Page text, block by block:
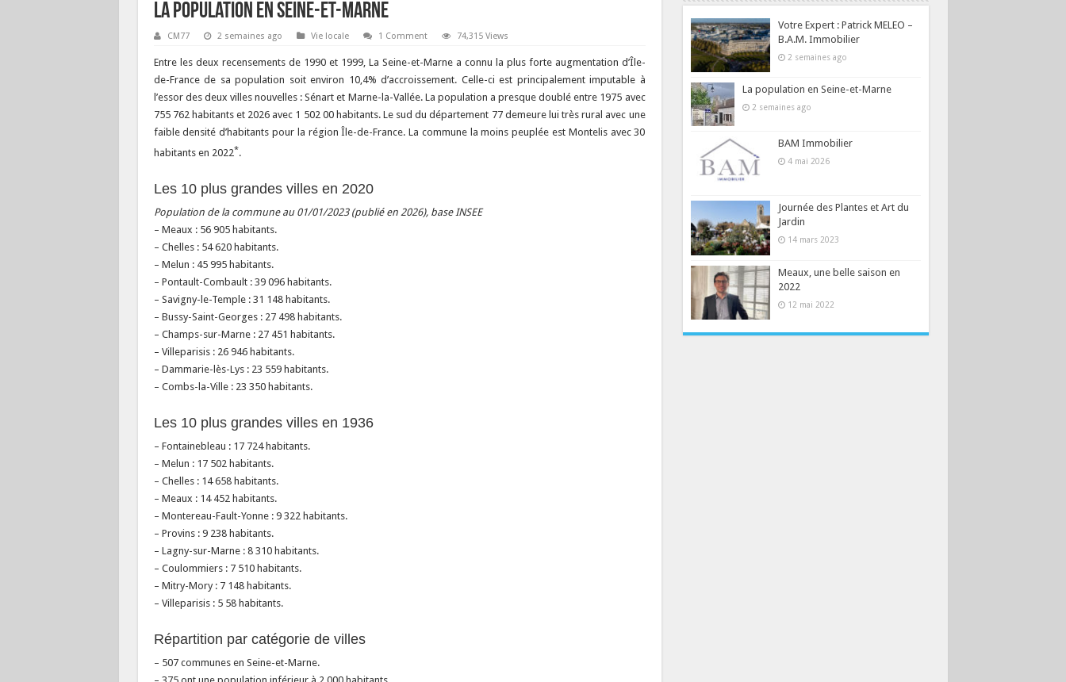
La population en Seine-et-Marne
CM77 2 semaines ago Vie locale 1 Comment 74,315 Views
Entre les deux recensements de 1990 et 1999, La Seine-et-Marne a connu la plus forte augmentation d’Île-
de-France de sa population soit environ 10,4% d’accroissement. Celle-ci est principalement imputable à
l’essor des deux villes nouvelles : Sénart et Marne-la-Vallée. La population a presque doublé entre 1975 avec
755 762 habitants et 2026 avec 1 502 00 habitants. Le sud du département 77 demeure lui très rural avec une
faible densité d’habitants pour la région Île-de-France. La commune la moins peuplée est Montelis avec 30
habitants en 2022*.
Les 10 plus grandes villes en 2020
Population de la commune au 01/01/2023 (publié en 2026), base INSEE
– Meaux : 56 905 habitants.
– Chelles : 54 620 habitants.
– Melun : 45 995 habitants.
– Pontault-Combault : 39 096 habitants.
– Savigny-le-Temple : 31 148 habitants.
– Bussy-Saint-Georges : 27 498 habitants.
– Champs-sur-Marne : 27 451 habitants.
– Villeparisis : 26 946 habitants.
– Dammarie-lès-Lys : 23 559 habitants.
– Combs-la-Ville : 23 350 habitants.
Les 10 plus grandes villes en 1936
– Fontainebleau : 17 724 habitants.
– Melun : 17 502 habitants.
– Chelles : 14 658 habitants.
– Meaux : 14 452 habitants.
– Montereau-Fault-Yonne : 9 322 habitants.
– Provins : 9 238 habitants.
– Lagny-sur-Marne : 8 310 habitants.
– Coulommiers : 7 510 habitants.
– Mitry-Mory : 7 148 habitants.
– Villeparisis : 5 58 habitants.
Répartition par catégorie de villes
– 507 communes en Seine-et-Marne.
Votre Expert : Patrick MELEO –
B.A.M. Immobilier
2 semaines ago
La population en Seine-et-Marne
2 semaines ago
BAM Immobilier
4 mai 2026
Journée des Plantes et Art du
Jardin
14 mars 2023
Meaux, une belle saison en
2022
12 mai 2022